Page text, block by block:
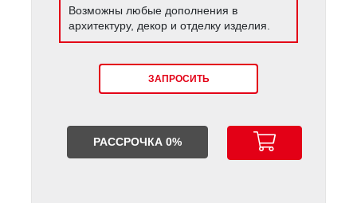
Возможны любые дополнения в
архитектуру, декор и отделку изделия.
ЗАПРОСИТЬ
РАССРОЧКА 0%